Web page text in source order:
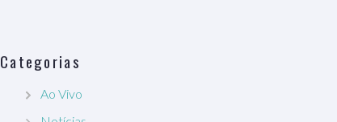
Categorias
Ao Vivo